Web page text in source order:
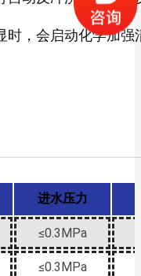
时，会启动化学加
进水压力
≤0.3MPa
≤0.3MPa